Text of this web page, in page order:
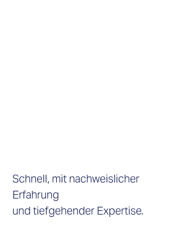
Schnell, mit nachweislicher
Erfahrung
und tiefgehender Expertise.